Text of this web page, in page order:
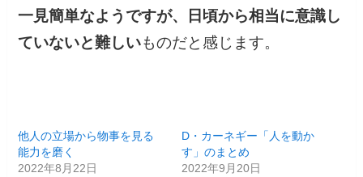
一見簡単なようですが、日頃から相当に意識し
ていないと難しいものだと感じます。
他人の立場から物事を見る
能力を磨く
2022年8月22日
D・カーネギー「人を動か
す」のまとめ
2022年9月20日